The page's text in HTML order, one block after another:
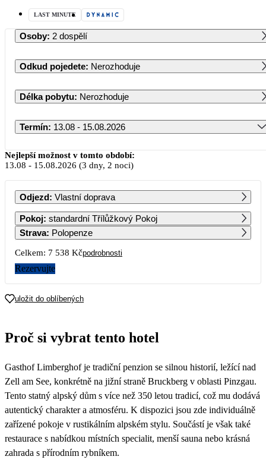
LAST MINUTE
Osoby: 2 dospělí
Odkud pojedete: Nerozhoduje
Délka pobytu: Nerozhoduje
Termín: 13.08 - 15.08.2026
Srpen 2026
PO ÚT ST ČT PÁ SO NE
1 2
3 4 5 6 7 8 9
10
3 769 3 769 3 769 3 769
17 18
24
3 769
25 26 27
31
3 769
Nejlepší možnost v tomto období:
13.08 - 15.08.2026 (3 dny, 2 noci)
Odjezd: Vlastní doprava
Pokoj: standardní Třílůžkový Pokoj
Strava: Polopenze
Celkem: 7 538 Kčpodrobnosti
Rezervujte
uložit do oblíbených
Proč si vybrat tento hotel
Gasthof Limberghof je tradiční penzion se silnou historií, ležící nad
Zell am See, konkrétně na jižní straně Bruckberg v oblasti Pinzgau.
Tento statný alpský dům s více než 350 letou tradicí, což mu dodává
autentický charakter a atmosféru. K dispozici jsou zde individuálně
zařízené pokoje v rustikálním alpském stylu. Součástí je však také
restaurace s nabídkou místních specialit, menší sauna nebo krásná
zahrada s přírodním rybníkem.